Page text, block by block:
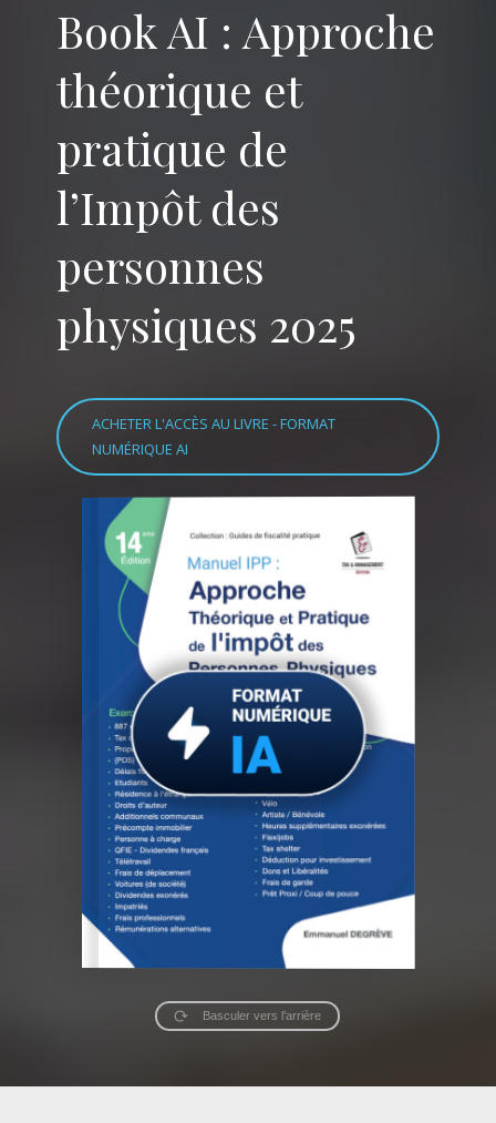
Book AI : Approche
théorique et
pratique de
l’Impôt des
personnes
physiques 2025
ACHETER L'ACCÈS AU LIVRE - FORMAT
NUMÉRIQUE AI
Basculer vers l’arrière